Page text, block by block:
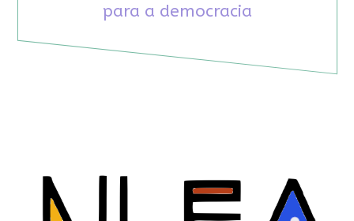
para a democracia